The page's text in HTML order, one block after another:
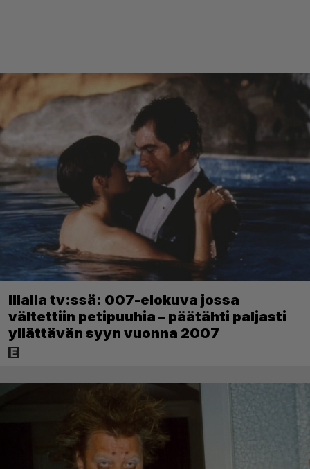
Illalla tv:ssä: 007-elokuva jossa
vältettiin petipuuhia – päätähti paljasti
yllättävän syyn vuonna 2007